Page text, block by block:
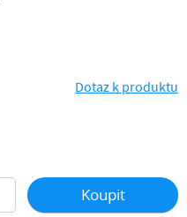
Dotaz k produktu
Koupit